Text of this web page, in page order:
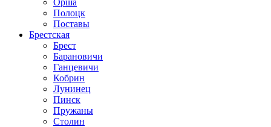
Полоцк
Поставы
Брестская
Брест
Барановичи
Ганцевичи
Кобрин
Лунинец
Пинск
Пружаны
Столин